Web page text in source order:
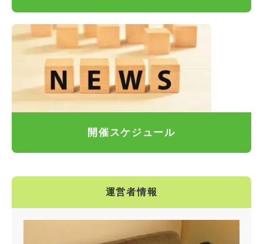
開催スケジュール
運営者情報